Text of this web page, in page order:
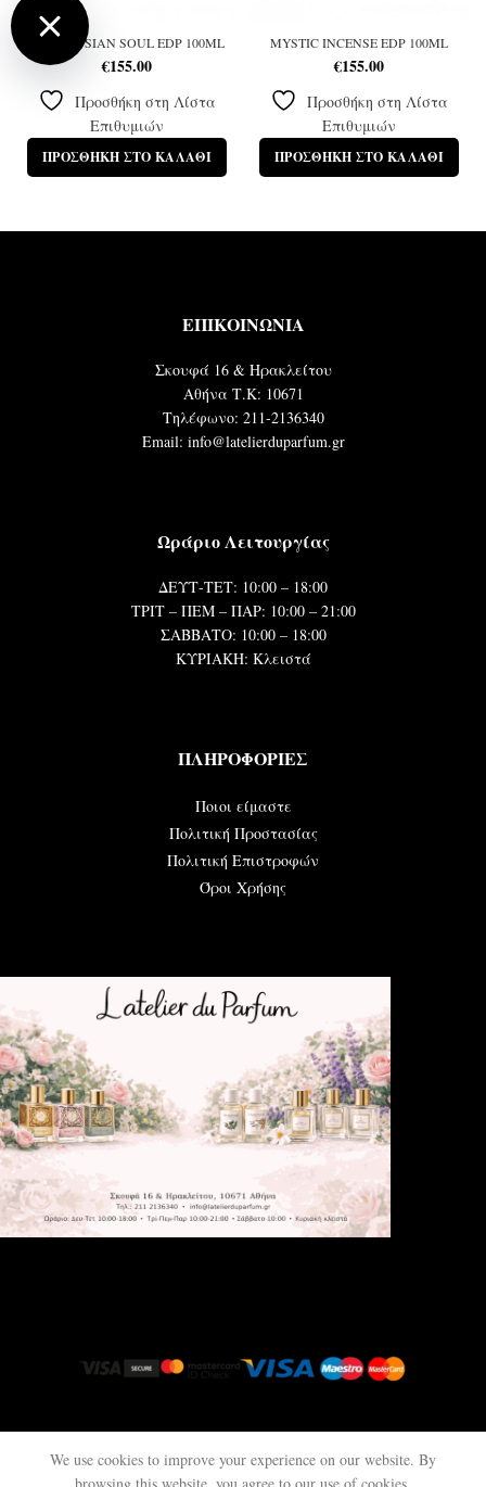
ANDALUSIAN SOUL EDP 100ML
€155.00
Προσθήκη στη Λίστα
Επιθυμιών
ΠΡΟΣΘΉΚΗ ΣΤΟ ΚΑΛΆΘΙ
MYSTIC INCENSE EDP 100ML
€155.00
Προσθήκη στη Λίστα
Επιθυμιών
ΠΡΟΣΘΉΚΗ ΣΤΟ ΚΑΛΆΘΙ
ΕΠΙΚΟΙΝΩΝΙΑ
Σκουφά 16 & Ηρακλείτου
Αθήνα Τ.Κ: 10671
Τηλέφωνο: 211-2136340
Email: info@latelierduparfum.gr
Ωράριο Λειτουργίας
ΔΕΥΤ-ΤΕΤ: 10:00 – 18:00
ΤΡΙΤ – ΠΕΜ – ΠΑΡ: 10:00 – 21:00
ΣΑΒΒΑΤΟ: 10:00 – 18:00
ΚΥΡΙΑΚΗ: Κλειστά
ΠΛΗΡΟΦΟΡΙΕΣ
Ποιοι είμαστε
Πολιτική Προστασίας
Πολιτική Επιστροφών
Όροι Χρήσης
We use cookies to improve your experience on our website. By